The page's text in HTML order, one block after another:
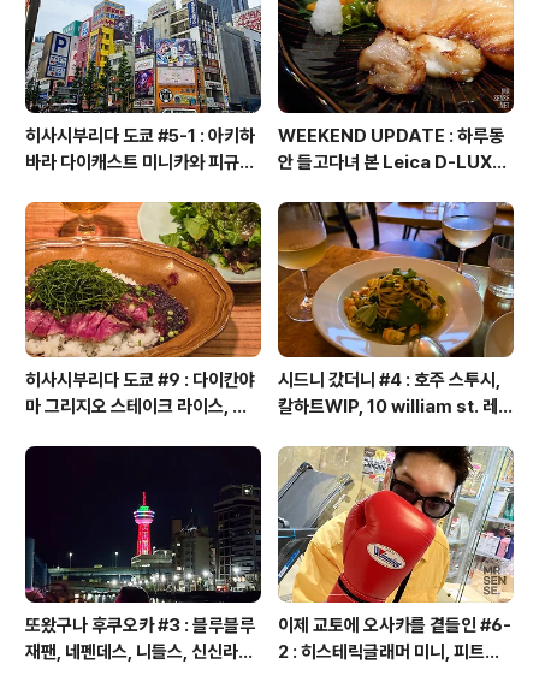
히사시부리다 도쿄 #5-1 : 아키하
바라 다이캐스트 미니카와 피규어
비샵, 스루가야 하비관, 갤러리 타
나카, 타마시 네이션
WEEKEND UPDATE : 하루동
안 들고다녀 본 Leica D-LUX6
히사시부리다 도쿄 #9 : 다이칸야
마 그리지오 스테이크 라이스, 후
트 1/6 베어브릭, 사쿠라 스테이지
칼디 포션 커피, 아코메야, 덜튼, 푸
글렌, 무인양품 긴자, 빈티지 레지
던스 맨션, 하네다 공항 면세점, 재
팬 마스터리 컬렉션
시드니 갔더니 #4 : 호주 스투시,
칼하트WIP, 10 william st. 레스
인 세탁소, 포시즌즈 호텔 라운지
바
또왔구나 후쿠오카 #3 : 블루블루
재팬, 네펜데스, 니들스, 신신라멘,
이제 교토에 오사카를 곁들인 #6-
2 : 히스테릭글래머 미니, 피트니